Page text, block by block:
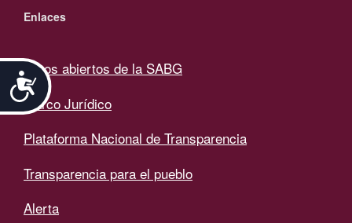
Accesibilidad
Enlaces
Datos abiertos de la SABG
Marco Jurídico
Plataforma Nacional de Transparencia
Transparencia para el pueblo
Alerta